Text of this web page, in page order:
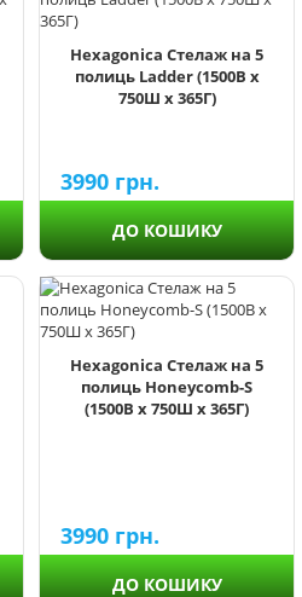
Hexagonica Стелаж на 5
полиць Ladder (1500В х
750Ш х 365Г)
3990 грн.
ДО КОШИКУ
Hexagonica Стелаж на 5
полиць Honeycomb-S
(1500В х 750Ш х 365Г)
3990 грн.
ДО КОШИКУ